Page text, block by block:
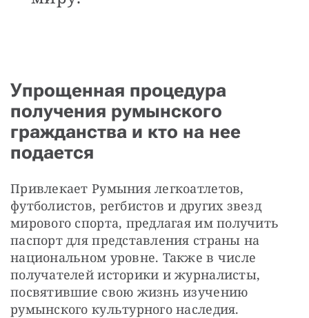
Упрощенная процедура
получения румынского
гражданства и кто на нее
подается
Привлекает Румыния легкоатлетов,
футболистов, регбистов и других звезд
мирового спорта, предлагая им получить
паспорт для представления страны на
национальном уровне. Также в числе
получателей историки и журналисты,
посвятившие свою жизнь изучению
румынского культурного наследия.